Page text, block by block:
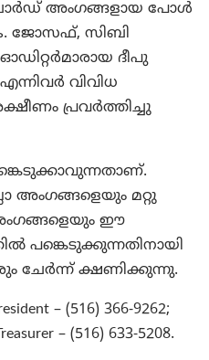
അംഗങ്ങളായ പോൾ
ജോസഫ്, സിബി
ദീപു
വിവിധ
പ്രവർത്തിച്ചു
അംഗങ്ങളെയും മറ്റു
ഈ
പങ്കെടുക്കുന്നതിനായി
ചേർന്ന് ക്ഷണിക്കുന്നു.
– (516) 366-9262;
– (516) 633-5208.